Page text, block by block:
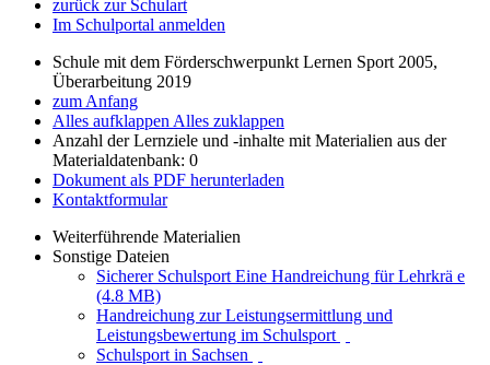
zurück zur Schulart
Im Schulportal anmelden
Schule mit dem Förderschwerpunkt Lernen Sport 2005,
Überarbeitung 2019
zum Anfang
Alles aufklappen Alles zuklappen
Anzahl der Lernziele und -inhalte mit Materialien aus der
Materialdatenbank: 0
Dokument als PDF herunterladen
Kontaktformular
Weiterführende Materialien
Sonstige Dateien
Sicherer Schulsport Eine Handreichung für Lehrkrä e
(4.8 MB)
Handreichung zur Leistungsermittlung und
Leistungsbewertung im Schulsport
Schulsport in Sachsen